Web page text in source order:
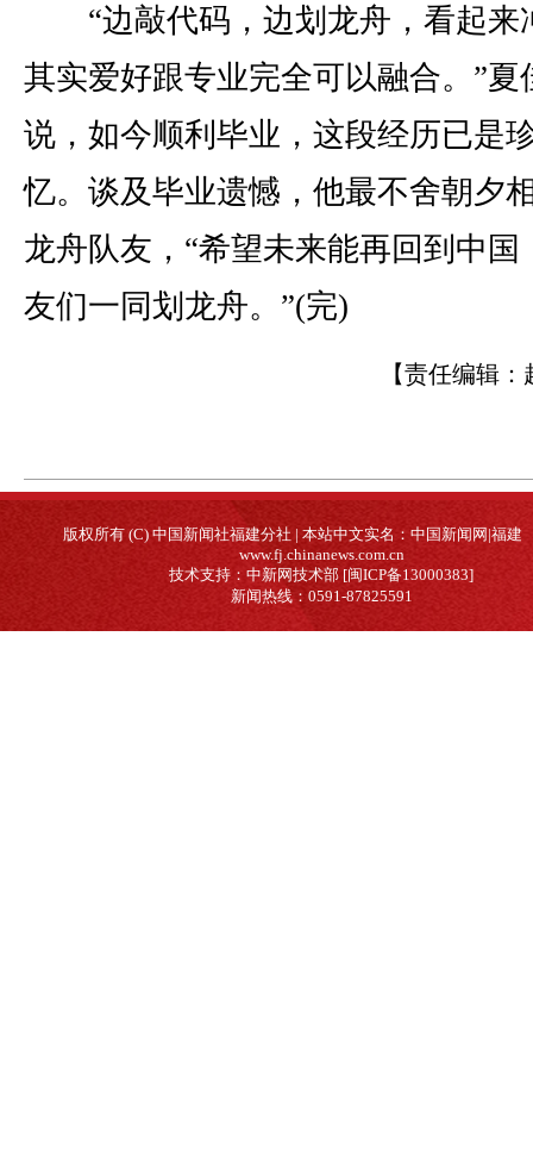
“边敲代码，边划龙舟，看起来
其实爱好跟专业完全可以融合。”夏
说，如今顺利毕业，这段经历已是
忆。谈及毕业遗憾，他最不舍朝夕
龙舟队友，“希望未来能再回到中国
友们一同划龙舟。”(完)
【责任编辑：
版权所有 (C) 中国新闻社福建分社 | 本站中文实名：中国新闻网|福建
www.fj.chinanews.com.cn
技术支持：中新网技术部 [闽ICP备13000383]
新闻热线：0591-87825591